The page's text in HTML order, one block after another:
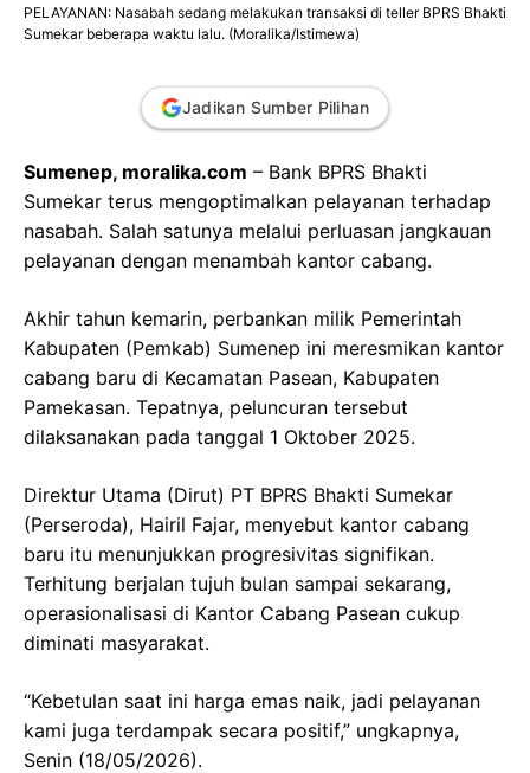
PELAYANAN: Nasabah sedang melakukan transaksi di teller BPRS Bhakti
Sumekar beberapa waktu lalu. (Moralika/Istimewa)
Jadikan Sumber Pilihan
Sumenep, moralika.com – Bank BPRS Bhakti
Sumekar terus mengoptimalkan pelayanan terhadap
nasabah. Salah satunya melalui perluasan jangkauan
pelayanan dengan menambah kantor cabang.
Akhir tahun kemarin, perbankan milik Pemerintah
Kabupaten (Pemkab) Sumenep ini meresmikan kantor
cabang baru di Kecamatan Pasean, Kabupaten
Pamekasan. Tepatnya, peluncuran tersebut
dilaksanakan pada tanggal 1 Oktober 2025.
Direktur Utama (Dirut) PT BPRS Bhakti Sumekar
(Perseroda), Hairil Fajar, menyebut kantor cabang
baru itu menunjukkan progresivitas signifikan.
Terhitung berjalan tujuh bulan sampai sekarang,
operasionalisasi di Kantor Cabang Pasean cukup
diminati masyarakat.
“Kebetulan saat ini harga emas naik, jadi pelayanan
kami juga terdampak secara positif,” ungkapnya,
Senin (18/05/2026).